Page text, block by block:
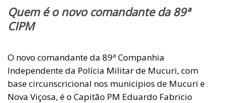
Quem é o novo comandante da 89ª
CIPM
O novo comandante da 89ª Companhia
Independente da Polícia Militar de Mucuri, com
base circunscricional nos municípios de Mucuri e
Nova Viçosa, é o Capitão PM Eduardo Fabricio